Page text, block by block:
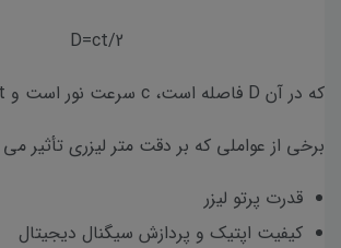
D=ct/2
که در آن D فاصله است، c سرعت نور است و t زمان پرواز است.
برخی از عواملی که بر دقت متر لیزری تأثیر می
قدرت پرتو لیزر
کیفیت اپتیک و پردازش سیگنال دیجیتال